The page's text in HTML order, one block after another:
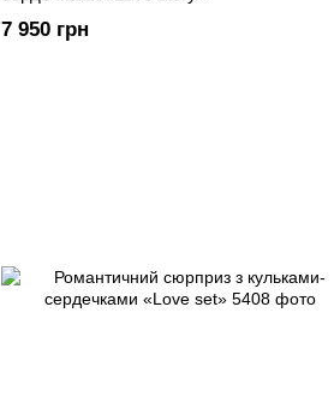
7 950 грн